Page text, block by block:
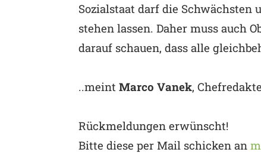
Sozialstaat darf die Schwächsten
stehen lassen. Daher muss auch
darauf schauen, dass alle
..meint Marco Vanek,
Rückmeldungen erwünscht!
Bitte diese per Mail schicken an